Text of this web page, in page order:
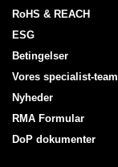
RoHS & REACH
ESG
Betingelser
Vores specialist-team
Nyheder
RMA Formular
DoP dokumenter